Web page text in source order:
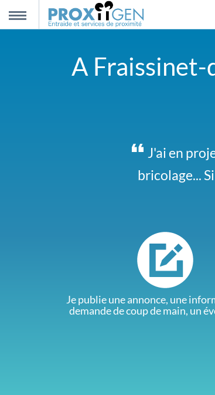
A Fraissinet-
J'ai en
bricolage...
Retraitée,
Je publie une annonce, une
demande de coup de main, un